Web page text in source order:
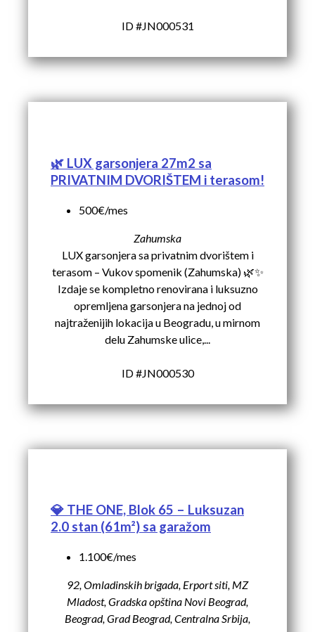
ID #JN000531
🌿 LUX garsonjera 27m2 sa
PRIVATNIM DVORIŠTEM i terasom!
500€/mes
Zahumska
LUX garsonjera sa privatnim dvorištem i
terasom – Vukov spomenik (Zahumska) 🌿✨
Izdaje se kompletno renovirana i luksuzno
opremljena garsonjera na jednoj od
najtraženijih lokacija u Beogradu, u mirnom
delu Zahumske ulice,...
ID #JN000530
💎 THE ONE, Blok 65 – Luksuzan
2.0 stan (61m²) sa garažom
1.100€/mes
92, Omladinskih brigada, Erport siti, MZ
Mladost, Gradska opština Novi Beograd,
Beograd, Grad Beograd, Centralna Srbija,